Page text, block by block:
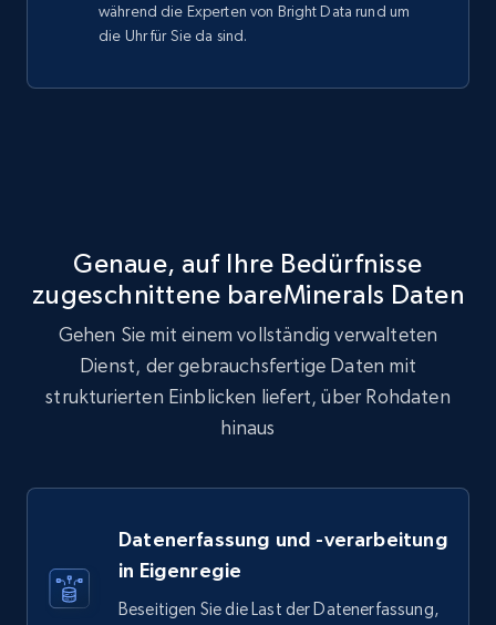
während die Experten von Bright Data rund um
die Uhr für Sie da sind.
Genaue, auf Ihre Bedürfnisse
zugeschnittene bareMinerals Daten
Gehen Sie mit einem vollständig verwalteten
Dienst, der gebrauchsfertige Daten mit
strukturierten Einblicken liefert, über Rohdaten
hinaus
Datenerfassung und -verarbeitung
in Eigenregie
Beseitigen Sie die Last der Datenerfassung,